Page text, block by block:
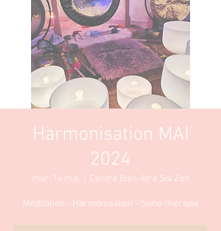
Harmonisation MAI
2024
mar. 14 mai Centre Bien-être Sia Zen
Méditation - Harmonisation - Sono-thérapie